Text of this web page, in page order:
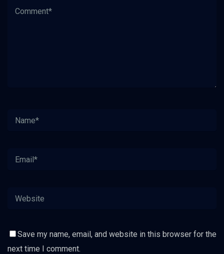
Save my name, email, and website in this browser for the
next time I comment.